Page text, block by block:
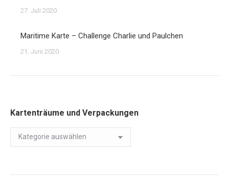
27. Juli 2020
Maritime Karte – Challenge Charlie und Paulchen
21. Juni 2020
Kartenträume und Verpackungen
Kartenträume
und